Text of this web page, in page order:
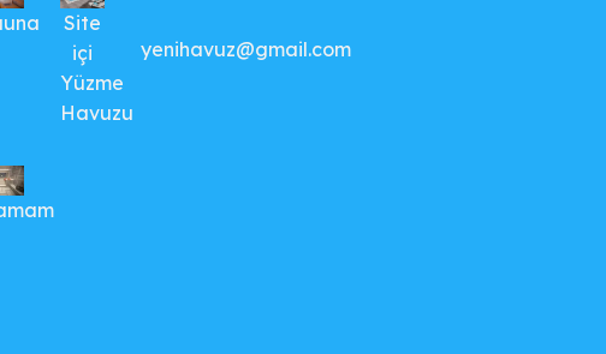
Site
içi
Yüzme
Havuzu
yenihavuz@gmail.com